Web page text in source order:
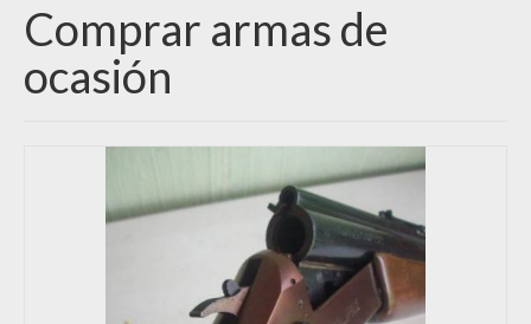
Comprar armas de
ocasión